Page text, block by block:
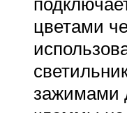
цветами
зажимами